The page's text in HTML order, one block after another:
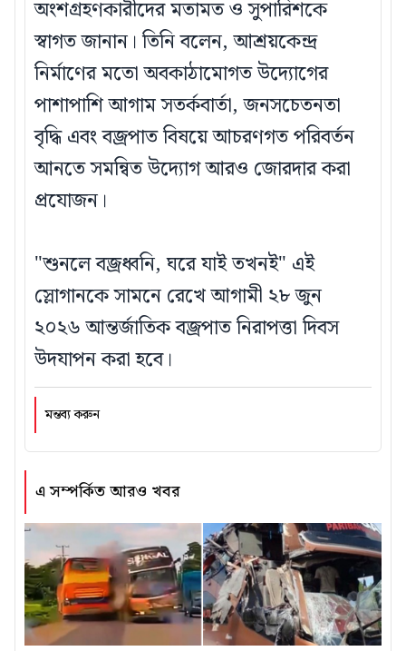
এ সম্পর্কিত আরও খবর
অংশগ্রহণকারীদের মতামত ও সুপারিশকে
স্বাগত জানান। তিনি বলেন, আশ্রয়কেন্দ্র
নির্মাণের মতো অবকাঠামোগত উদ্যোগের
পাশাপাশি আগাম সতর্কবার্তা, জনসচেতনতা
বৃদ্ধি এবং বজ্রপাত বিষয়ে আচরণগত পরিবর্তন
আনতে সমন্বিত উদ্যোগ আরও জোরদার করা
প্রযোজন।
"শুনলে বজ্রধ্বনি, ঘরে যাই তখনই" এই
স্লোগানকে সামনে রেখে আগামী ২৮ জুন
২০২৬ আন্তর্জাতিক বজ্রপাত নিরাপত্তা দিবস
উদযাপন করা হবে।
মন্তব্য করুন